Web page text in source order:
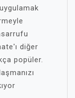
diğer
popüler.